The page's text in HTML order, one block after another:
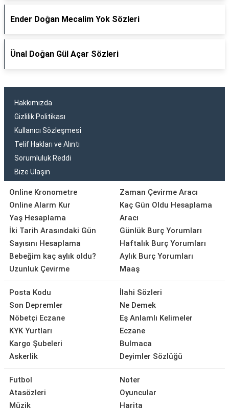
Ender Doğan Mecalim Yok Sözleri
Ünal Doğan Gül Açar Sözleri
Hakkımızda
Gizlilik Politikası
Kullanıcı Sözleşmesi
Telif Hakları ve Alıntı
Sorumluluk Reddi
Bize Ulaşın
Online Kronometre
Online Alarm Kur
Yaş Hesaplama
İki Tarih Arasındaki Gün
Sayısını Hesaplama
Bebeğim kaç aylık oldu?
Uzunluk Çevirme
Zaman Çevirme Aracı
Kaç Gün Oldu Hesaplama
Aracı
Günlük Burç Yorumları
Haftalık Burç Yorumları
Aylık Burç Yorumları
Maaş
Posta Kodu
Son Depremler
Nöbetçi Eczane
KYK Yurtları
Kargo Şubeleri
Askerlik
İlahi Sözleri
Ne Demek
Eş Anlamlı Kelimeler
Eczane
Bulmaca
Deyimler Sözlüğü
Futbol
Atasözleri
Müzik
Noter
Oyuncular
Harita